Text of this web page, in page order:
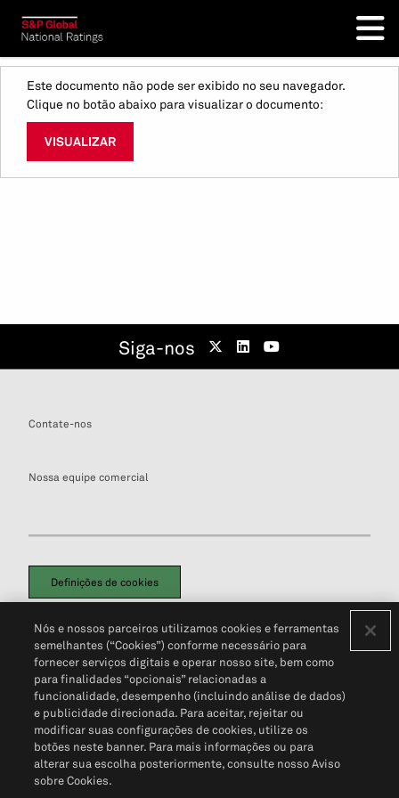
Este documento não pode ser exibido no seu navegador.
Clique no botão abaixo para visualizar o documento:
VISUALIZAR
Siga-nos
Contate-nos
Nossa equipe comercial
Definições de cookies
Política de PrivacidadePortal de privacidade do cliente (em inglês)
Não Venda Minhas Informações Pessoais© 2026 S&P Global
Nós e nossos parceiros utilizamos cookies e ferramentas
semelhantes (“Cookies”) conforme necessário para
fornecer serviços digitais e operar nosso site, bem como
para finalidades “opcionais” relacionadas a
funcionalidade, desempenho (incluindo análise de dados)
e publicidade direcionada. Para aceitar, rejeitar ou
modificar suas configurações de cookies, utilize os
botões neste banner. Para mais informações ou para
alterar sua escolha posteriormente, consulte nosso Aviso
sobre Cookies.